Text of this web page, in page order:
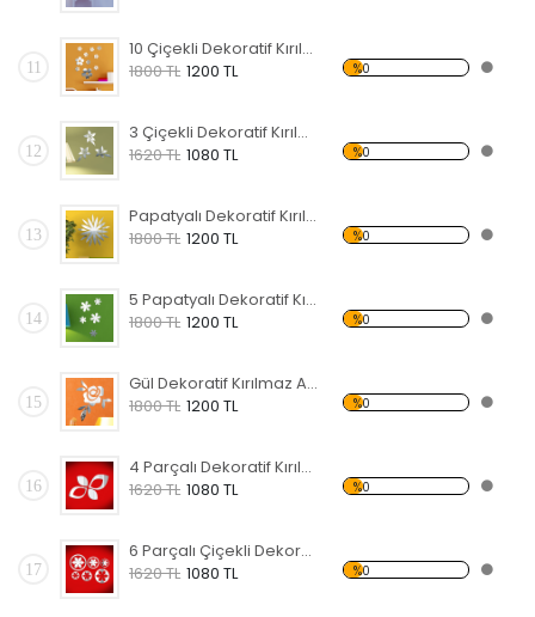
11
10 Çiçekli Dekoratif Kırılmaz Ayna
1800 TL 1200 TL %0
12
3 Çiçekli Dekoratif Kırılmaz Ayna
1620 TL 1080 TL %0
13
Papatyalı Dekoratif Kırılmaz Ayna
1800 TL 1200 TL %0
14
5 Papatyalı Dekoratif Kırılmaz Ayna
1800 TL 1200 TL %0
15
Gül Dekoratif Kırılmaz Ayna
1800 TL 1200 TL %0
16
4 Parçalı Dekoratif Kırılmaz Ayna
1620 TL 1080 TL %0
17
6 Parçalı Çiçekli Dekoratif Kırılmaz Ayna
1620 TL 1080 TL %0